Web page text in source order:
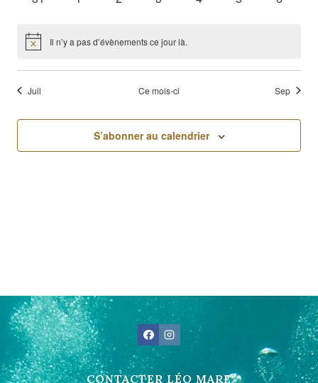
Notice Il n’y a pas d’évènements ce jour là.
Juil Ce mois-ci Sep
S’abonner au calendrier
CONTACTER LÉO MARE